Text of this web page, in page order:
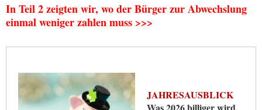
In Teil 2 zeigten wir, wo der Bürger zur Abwechslung
einmal weniger zahlen muss >>>
JAHRESAUSBLICK
Was 2026 billiger wird